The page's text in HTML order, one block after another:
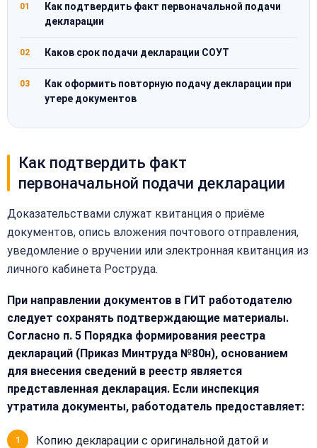
01
Как подтвердить факт первоначальной подачи
декларации
02 Каков срок подачи декларации СОУТ
03
Как оформить повторную подачу декларации при
утере документов
Как подтвердить факт
первоначальной подачи декларации
Доказательствами служат квитанция о приёме
документов, опись вложения почтового отправления,
уведомление о вручении или электронная квитанция из
личного кабинета Роструда.
При направлении документов в ГИТ работодателю
следует сохранять подтверждающие материалы.
Согласно п. 5 Порядка формирования реестра
деклараций (Приказ Минтруда №80н), основанием
для внесения сведений в реестр является
представленная декларация. Если инспекция
утратила документы, работодатель предоставляет:
Копию декларации с оригинальной датой и